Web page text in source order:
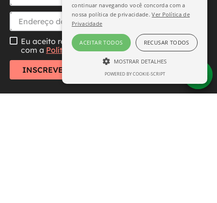
Eu aceito receber essa newsletter, li e concordo
com a Política de Privacidade
INSCREVER-SE
continuar navegando você concorda com a
nossa política de privacidade.Ver Política de
Privacidade
ACEITAR TODOS RECUSAR TODOS
MOSTRAR DETALHES
ESTRITAMENTE NECESSÁRIO
POWERED BY COOKIE-SCRIPT